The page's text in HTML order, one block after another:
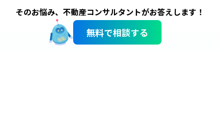
そのお悩み、不動産コンサルタントがお答えします！
無料で相談する